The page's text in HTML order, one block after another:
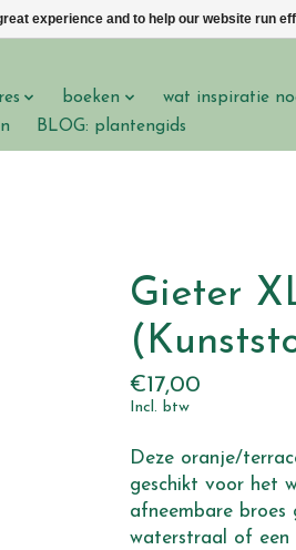
boeken wat inspiratie
BLOG: plantengids
Gieter
€17,00
Incl. btw
Deze oranje/
geschikt voor het
afneembare broes
waterstraal of een
experience and to help our website run